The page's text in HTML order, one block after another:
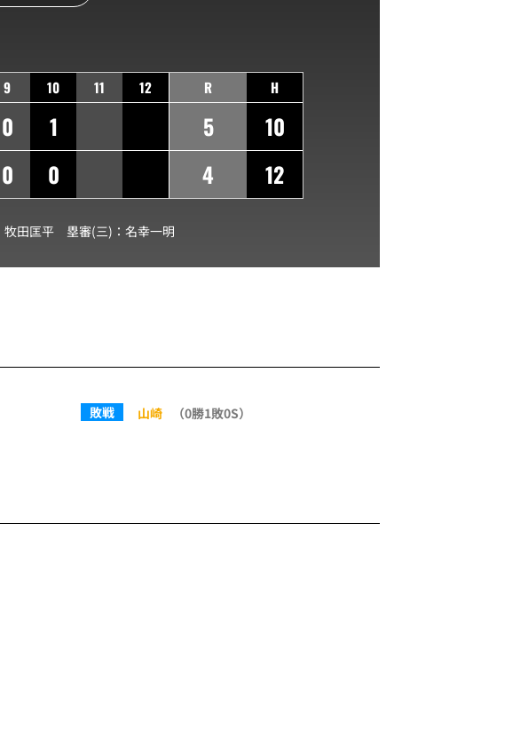
9 10 11 12
0
1
0 0
R H
5
10
4
12
牧田匡平 塁審(三)： 名幸一明
敗戦 山崎 （0勝1敗0S）